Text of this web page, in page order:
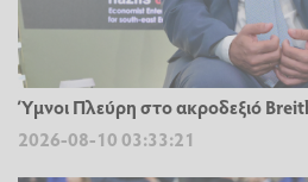
Ύμνοι Πλεύρη στο ακροδεξιό
2026-08-10 03:33:21